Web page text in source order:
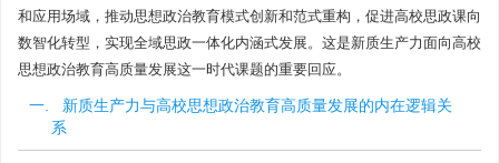
和应用场域，推动思想政治教育模式创新和范式重构，促进高校思政课向
数智化转型，实现全域思政一体化内涵式发展。这是新质生产力面向高校
思想政治教育高质量发展这一时代课题的重要回应。
一. 新质生产力与高校思想政治教育高质量发展的内在逻辑关
系